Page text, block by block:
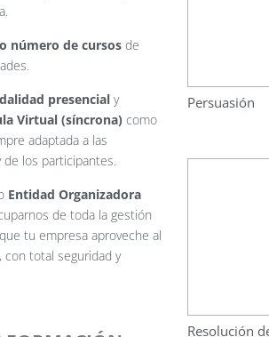
número de cursos de
presencial y
Virtual (síncrona) como
adaptada a las
de los participantes.
Entidad Organizadora
de toda la gestión
tu empresa aproveche al
total seguridad y
Persuasión
Resolución